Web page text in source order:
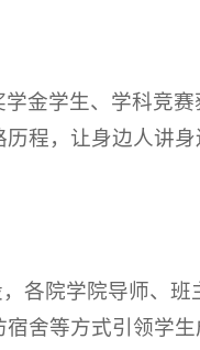
金学生、学科竞
程，让身边人讲
各院学院导师、
舍等方式引领学